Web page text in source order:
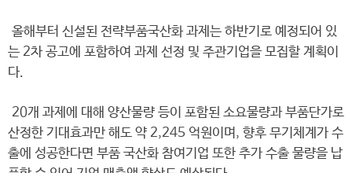
올해부터 신설된 전략부품국산화 과제는 하반기로 예정되어 있
는 2차 공고에 포함하여 과제 선정 및 주관기업을 모집할 계획이
다.
20개 과제에 대해 양산물량 등이 포함된 소요물량과 부품단가로
산정한 기대효과만 해도 약 2,245 억원이며, 향후 무기체계가 수
출에 성공한다면 부품 국산화 참여기업 또한 추가 수출 물량을 납